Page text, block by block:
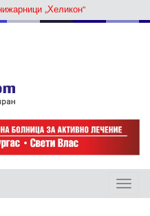
„Хеликон“
Toggle